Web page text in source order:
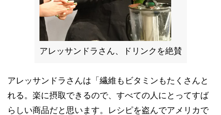
アレッサンドラさん、ドリンクを絶賛
アレッサンドラさんは「繊維もビタミンもたくさんと
れる。楽に摂取できるので、すべての人にとってすば
らしい商品だと思います。レシピを盗んでアメリカで